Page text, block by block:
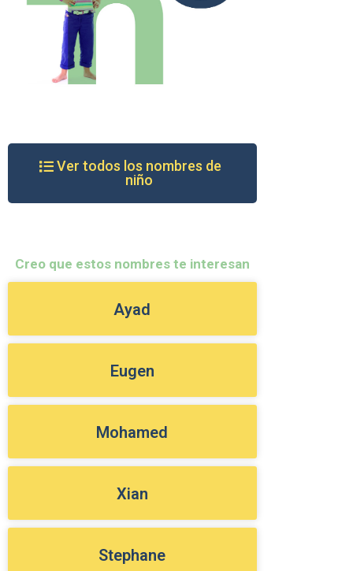
Ver todos los nombres de
niño
Creo que estos nombres te interesan
Ayad
Eugen
Mohamed
Xian
Stephane